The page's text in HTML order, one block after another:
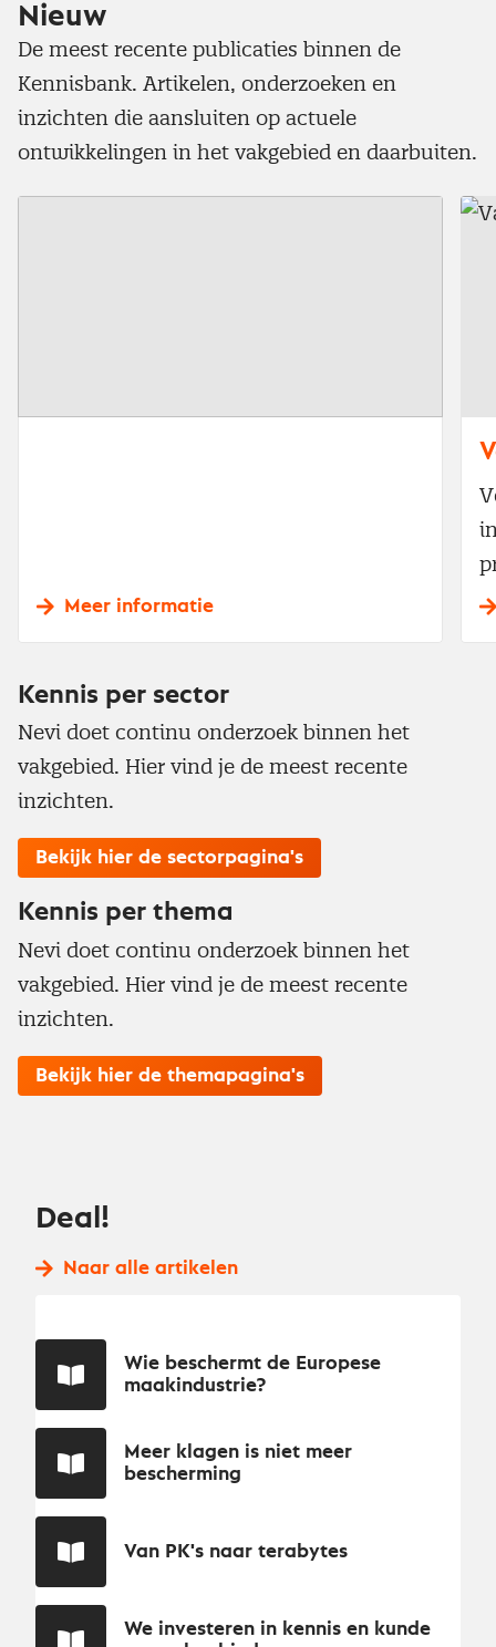
Nieuw
De meest recente publicaties binnen de
Kennisbank. Artikelen, onderzoeken en
inzichten die aansluiten op actuele
ontwikkelingen in het vakgebied en daarbuiten.
Meer informatie
Kennis per sector
Nevi doet continu onderzoek binnen het
vakgebied. Hier vind je de meest recente
inzichten.
Bekijk hier de sectorpagina's
Kennis per thema
Nevi doet continu onderzoek binnen het
vakgebied. Hier vind je de meest recente
inzichten.
Bekijk hier de themapagina's
Deal!
Naar alle artikelen
Wie beschermt de Europese
maakindustrie?
Meer klagen is niet meer
bescherming
Van PK's naar terabytes
We investeren in kennis en kunde